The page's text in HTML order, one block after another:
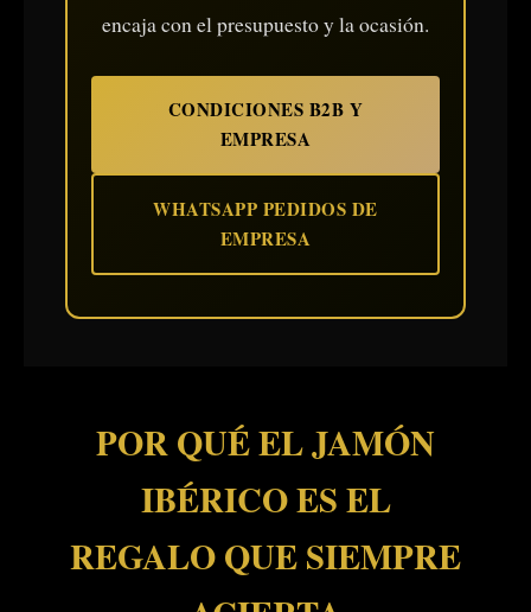
encaja con el presupuesto y la ocasión.
CONDICIONES B2B Y
EMPRESA
WHATSAPP PEDIDOS DE
EMPRESA
POR QUÉ EL JAMÓN
IBÉRICO ES EL
REGALO QUE SIEMPRE